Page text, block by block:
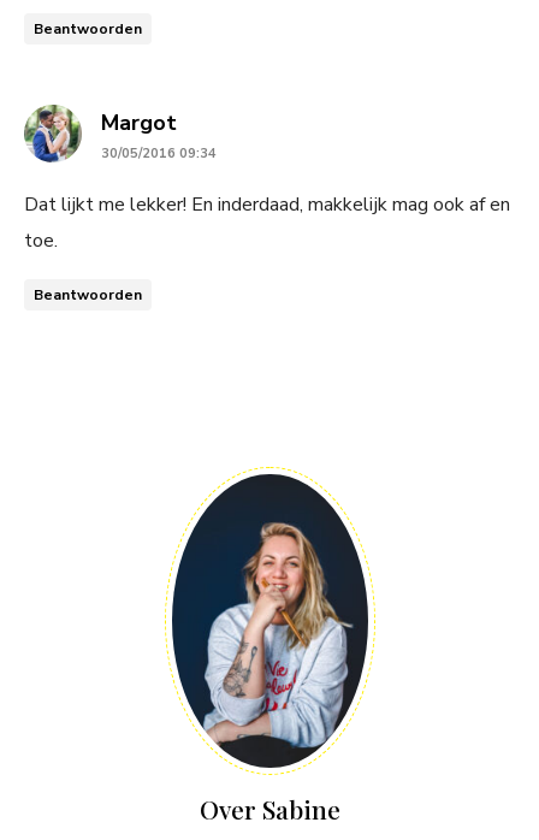
Beantwoorden
Margotsays:
30/05/2016 09:34
Dat lijkt me lekker! En inderdaad, makkelijk mag ook af en
toe.
Beantwoorden
Over Sabine